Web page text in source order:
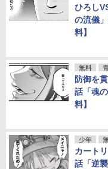
ひろし
の流儀
料】
無料
防御を
話「魂
料】
少年
カート
話「逆